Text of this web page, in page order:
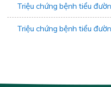
Triệu chứng bệnh tiểu
Triệu chứng bệnh tiểu